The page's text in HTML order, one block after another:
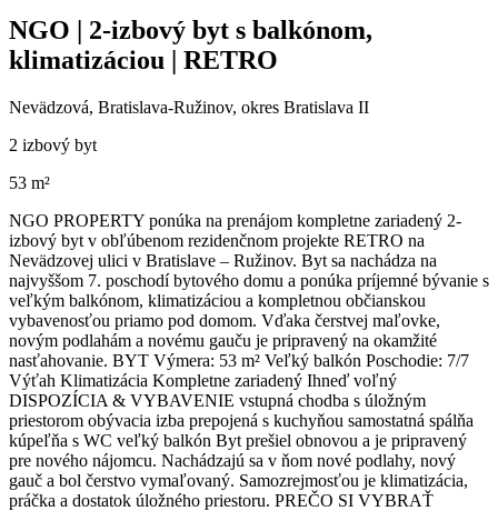
NGO | 2-izbový byt s balkónom,
klimatizáciou | RETRO
Nevädzová, Bratislava-Ružinov, okres Bratislava II
2 izbový byt
53 m²
NGO PROPERTY ponúka na prenájom kompletne zariadený 2-
izbový byt v obľúbenom rezidenčnom projekte RETRO na
Nevädzovej ulici v Bratislave – Ružinov. Byt sa nachádza na
najvyššom 7. poschodí bytového domu a ponúka príjemné bývanie s
veľkým balkónom, klimatizáciou a kompletnou občianskou
vybavenosťou priamo pod domom. Vďaka čerstvej maľovke,
novým podlahám a novému gauču je pripravený na okamžité
nasťahovanie. BYT Výmera: 53 m² Veľký balkón Poschodie: 7/7
Výťah Klimatizácia Kompletne zariadený Ihneď voľný
DISPOZÍCIA & VYBAVENIE vstupná chodba s úložným
priestorom obývacia izba prepojená s kuchyňou samostatná spálňa
kúpeľňa s WC veľký balkón Byt prešiel obnovou a je pripravený
pre nového nájomcu. Nachádzajú sa v ňom nové podlahy, nový
gauč a bol čerstvo vymaľovaný. Samozrejmosťou je klimatizácia,
práčka a dostatok úložného priestoru. PREČO SI VYBRAŤ